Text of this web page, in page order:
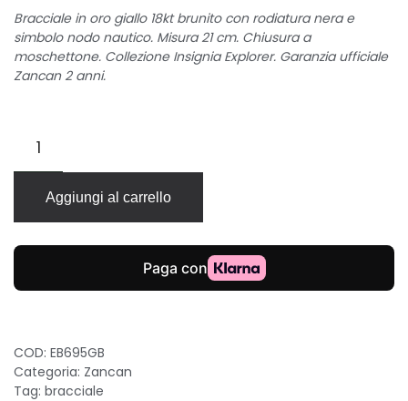
Bracciale in oro giallo 18kt brunito con rodiatura nera e
simbolo nodo nautico. Misura 21 cm. Chiusura a
moschettone. Collezione Insignia Explorer. Garanzia ufficiale
Zancan 2 anni.
Zancan
Insignia
Explorer
oro
giallo
con
quantità
Aggiungi al carrello
COD: EB695GB
Categoria: Zancan
Tag: bracciale